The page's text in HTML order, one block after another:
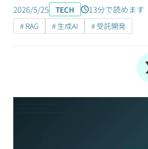
2026/5/25 TECH 13分で読めます
# RAG # 生成AI # 受託開発